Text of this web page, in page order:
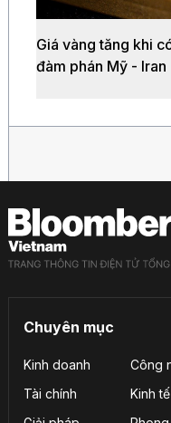
Giá vàng tăng khi
đàm phán Mỹ - Iran
Chuyên mục
Kinh doanh Công
Tài chính
Kinh tế